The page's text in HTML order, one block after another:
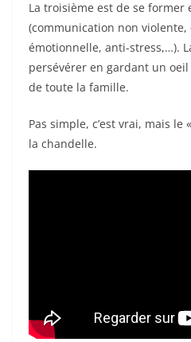
La troisième est de se former
(communication non violente,
émotionnelle, anti-stress,…).
persévérer en gardant un
de toute la famille.
Pas simple, c’est vrai, mais
la chandelle.